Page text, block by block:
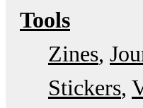
Tools
Zines
Stickers